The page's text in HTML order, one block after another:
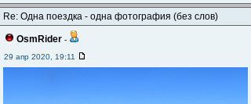
Re: Одна поездка - одна фотография (без слов)
OsmRider -
29 апр 2020, 19:11